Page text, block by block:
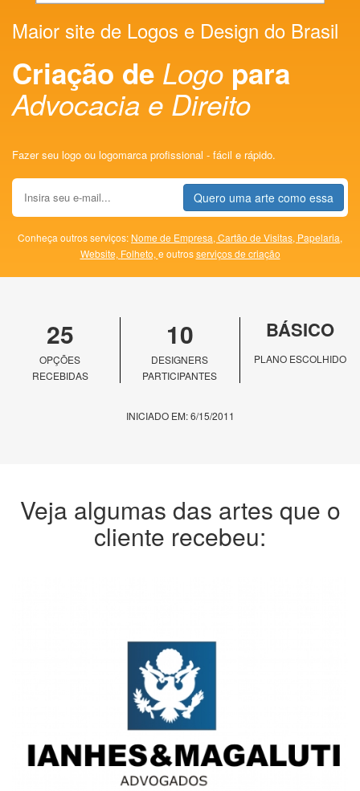
Maior site de Logos e Design do Brasil
Criação de Logo para
Advocacia e Direito
Fazer seu logo ou logomarca profissional - fácil e rápido.
Quero uma arte como essa
Conheça outros serviços: Nome de Empresa, Cartão de Visitas, Papelaria,
Website, Folheto, e outrosserviços de criação
25
OPÇÕES
RECEBIDAS
10
DESIGNERS
PARTICIPANTES
BÁSICO
PLANO ESCOLHIDO
INICIADO EM: 6/15/2011
Veja algumas das artes que o
cliente recebeu: